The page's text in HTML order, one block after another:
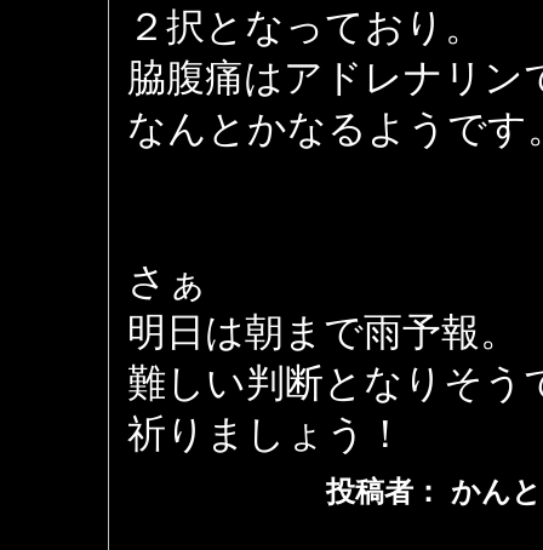
２択となっており。
脇腹痛はアドレナリン
なんとかなるようです
さぁ
明日は朝まで雨予報。
難しい判断となりそう
祈りましょう！
投稿者： かん